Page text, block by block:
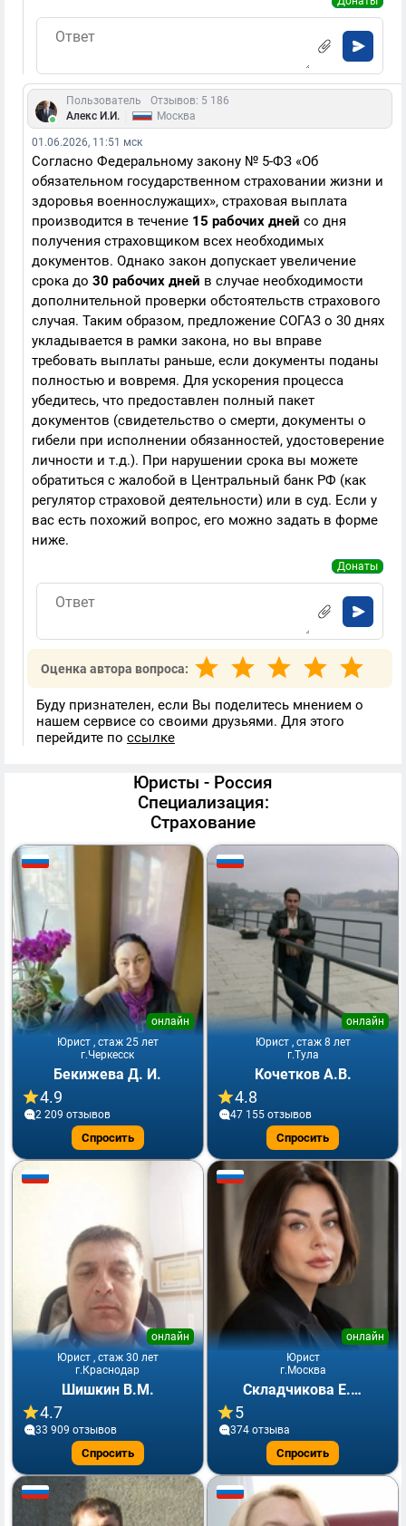
Пользователь
Отзывов: 5 186
Алекс И.И.
Москва
01.06.2026, 11:51 мск
Согласно Федеральному закону № 5-ФЗ «Об
обязательном государственном страховании жизни и
здоровья военнослужащих», страховая выплата
производится в течение 15 рабочих дней со дня
получения страховщиком всех необходимых
документов. Однако закон допускает увеличение
срока до 30 рабочих дней в случае необходимости
дополнительной проверки обстоятельств страхового
случая. Таким образом, предложение СОГАЗ о 30 днях
укладывается в рамки закона, но вы вправе
требовать выплаты раньше, если документы поданы
полностью и вовремя. Для ускорения процесса
убедитесь, что предоставлен полный пакет
документов (свидетельство о смерти, документы о
гибели при исполнении обязанностей, удостоверение
личности и т.д.). При нарушении срока вы можете
обратиться с жалобой в Центральный банк РФ (как
регулятор страховой деятельности) или в суд. Если у
вас есть похожий вопрос, его можно задать в форме
ниже.
Донаты
Оценка автора вопроса:
Буду признателен, если Вы поделитесь мнением о
нашем сервисе со своими друзьями. Для этого
перейдите по ссылке
Юристы - Россия
Специализация:
Страхование
Юрист , стаж 25 лет
онлайн
г.Черкесск
Бекижева Д. И.
4.9
2 209 отзывов
Спросить
Юрист , стаж 8 лет
онлайн
г.Тула
Кочетков А.В.
4.8
47 155 отзывов
Спросить
Юрист , стаж 30 лет
онлайн
г.Краснодар
Шишкин В.М.
4.7
33 909 отзывов
Спросить
Юрист
онлайн
г.Москва
Складчикова Е.Ю.
5
374 отзывa
Спросить